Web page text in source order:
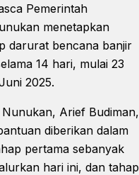
Pemerintah
menetapkan
darurat bencana banjir
14 hari, mulai 23
2025.
Nunukan, Arief Budiman,
diberikan dalam
pertama sebanyak
hari ini, dan tahap